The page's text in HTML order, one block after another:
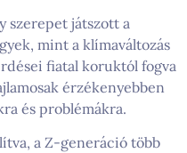
szerepet játszott a
mint a klímaváltozás
fiatal koruktól fogva
érzékenyebben
és problémákra.
a Z-generáció több